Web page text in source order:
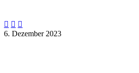
  
6. Dezember 2023